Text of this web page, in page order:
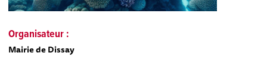
Organisateur :
Mairie de Dissay